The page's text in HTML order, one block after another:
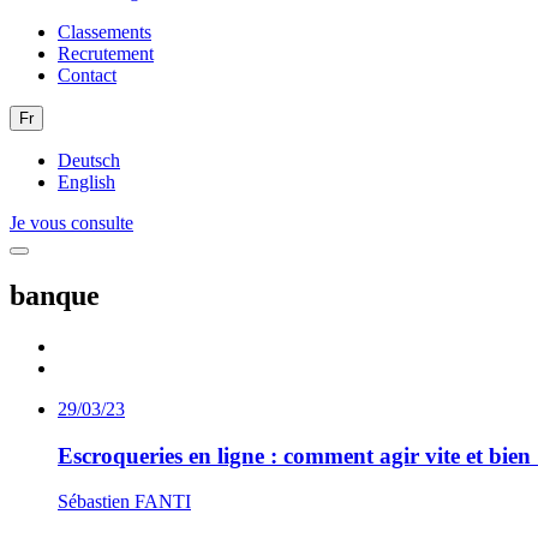
Classements
Recrutement
Contact
Fr
Deutsch
English
Je vous consulte
banque
29/03/23
Escroqueries en ligne : comment agir vite et bien
Sébastien FANTI